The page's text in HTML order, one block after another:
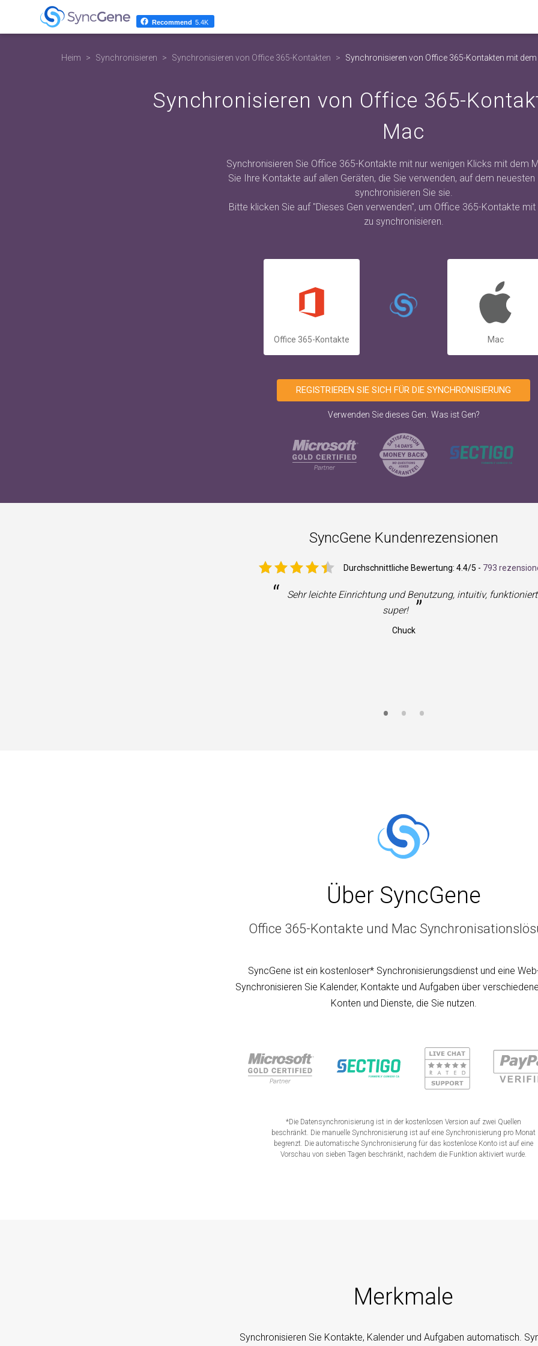
Heim Synchronisieren Synchronisieren von Office 365-Kontakten Synchronisieren von Office 365-Kontakten mit
Synchronisieren von Office 365-
Mac
Synchronisieren Sie Office 365-Kontakte mit nur wenigen Klicks mit dem
Sie Ihre Kontakte auf allen Geräten, die Sie verwenden, auf dem neuesten
synchronisieren Sie sie.
Bitte klicken Sie auf "Dieses Gen verwenden", um Office 365-Kontakte
zu synchronisieren.
Office 365-Kontakte Mac
REGISTRIEREN SIE SICH FÜR DIE SYNCHRONISIERUNG
Verwenden Sie dieses Gen. Was ist Gen?
SyncGene Kundenrezensionen
Durchschnittliche Bewertung: 4.4/5 - 793
“ Großartiger Support. Großartiger Service! ”
Joseph
Über SyncGene
Office 365-Kontakte und Mac
SyncGene ist ein kostenloser* Synchronisierungsdienst und eine
Synchronisieren Sie Kalender, Kontakte und Aufgaben über
Konten und Dienste, die Sie nutzen.
*Die Datensynchronisierung ist in der kostenlosen Version auf zwei Quellen
beschränkt. Die manuelle Synchronisierung ist auf eine Synchronisierung pro Monat
begrenzt. Die automatische Synchronisierung für das kostenlose Konto ist auf eine
Vorschau von sieben Tagen beschränkt, nachdem die Funktion aktiviert wurde.
Merkmale
Synchronisieren Sie Kontakte, Kalender und Aufgaben automatisch.
Recommend 5.4K